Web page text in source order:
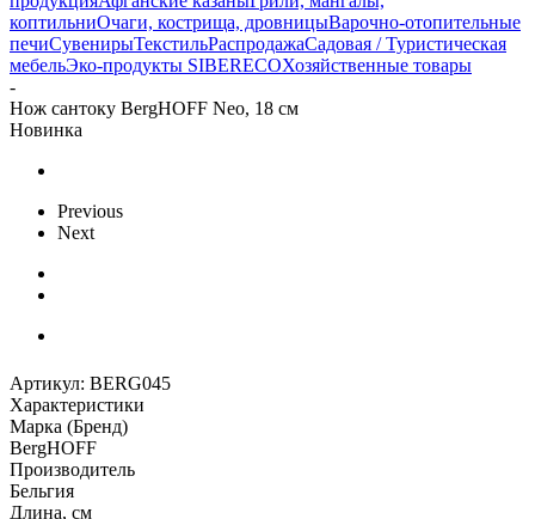
коптильниОчаги, кострища, дровницыВарочно-отопительные
печиСувенирыТекстильРаспродажаСадовая / Туристическая
мебельЭко-продукты SIBERECOХозяйственные товары
-
Нож сантоку BergHOFF Neo, 18 см
Новинка
Previous
Next
Артикул: BERG045
Характеристики
Марка (Бренд)
BergHOFF
Производитель
Бельгия
Длина, см